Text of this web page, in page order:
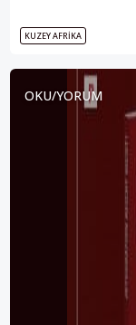
KUZEY AFRIKA
OKU/YORUM